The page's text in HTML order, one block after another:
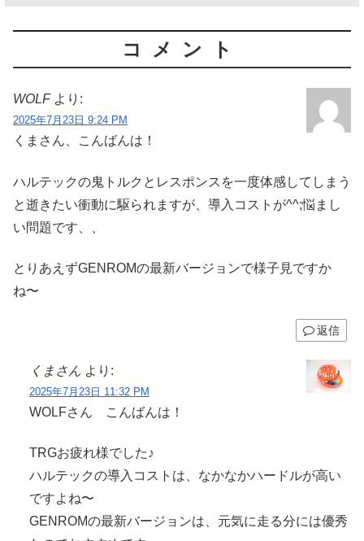
コメント
WOLF より:
2025年7月23日 9:24 PM
くまさん、こんばんは！
ハルテックの鬼トルクとレスポンスを一度体感してしまう
と逝きたい衝動に駆られますが、導入コストが^^;悩まし
い問題です、、
とりあえずGENROMの最新バージョンで様子見ですか
ね〜
返信
くまさん より:
2025年7月23日 11:32 PM
WOLFさん こんばんは！
TRGお疲れ様でした♪
ハルテックの導入コストは、なかなかハードルが高い
ですよね〜
GENROMの最新バージョンは、元気に走る分には優秀